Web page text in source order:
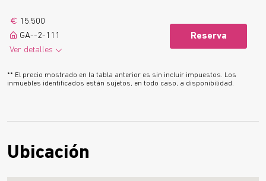
15.500
GA--2-111
Ver detalles
Reserva
Saber más
** El precio mostrado en la tabla anterior es sin incluir impuestos. Los
inmuebles identificados están sujetos, en todo caso, a disponibilidad.
Ubicación